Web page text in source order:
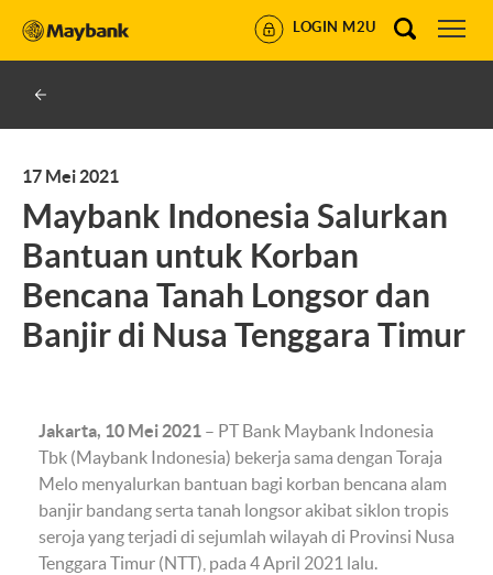
LOGIN M2U
17 Mei 2021
Maybank Indonesia Salurkan
Bantuan untuk Korban
Bencana Tanah Longsor dan
Banjir di Nusa Tenggara Timur
Jakarta, 10 Mei 2021 – PT Bank Maybank Indonesia
Tbk (Maybank Indonesia) bekerja sama dengan Toraja
Melo menyalurkan bantuan bagi korban bencana alam
banjir bandang serta tanah longsor akibat siklon tropis
seroja yang terjadi di sejumlah wilayah di Provinsi Nusa
Tenggara Timur (NTT), pada 4 April 2021 lalu.